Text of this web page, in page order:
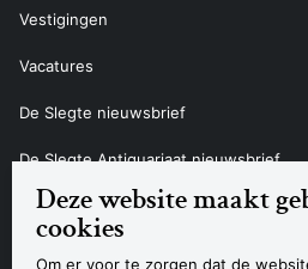
Deze website maakt
cookies
Om er voor te zorgen dat de
Vestigingen
Vacatures
De Slegte nieuwsbrief
De Slegte Antiquariaat nieuwsbrief
Contact